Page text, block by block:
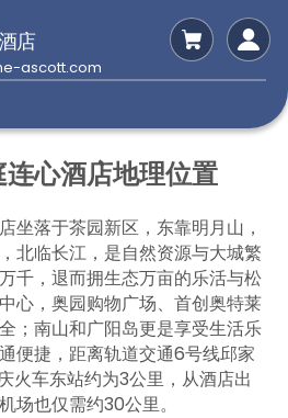
店
ascott.com
心酒店地理位置
坐落于茶园新区，东靠明月山，
北临长江，是自然资源与大城繁
千，退而拥生态万亩的乐活与松
心，奥园购物广场、首创奥特莱
；南山和广阳岛更是享受生活乐
便捷，距离轨道交通6号线邱家
火车东站约为3公里，从酒店出
场也仅需约30公里。